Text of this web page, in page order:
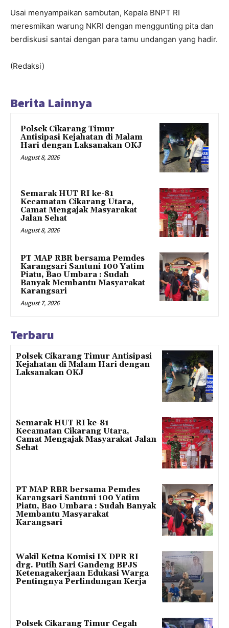
Usai menyampaikan sambutan, Kepala BNPT RI
meresmikan warung NKRI dengan menggunting pita dan
berdiskusi santai dengan para tamu undangan yang hadir.
(Redaksi)
Berita Lainnya
Polsek Cikarang Timur
Antisipasi Kejahatan di Malam
Hari dengan Laksanakan OKJ
August 8, 2026
Semarak HUT RI ke-81
Kecamatan Cikarang Utara,
Camat Mengajak Masyarakat
Jalan Sehat
August 8, 2026
PT MAP RBR bersama Pemdes
Karangsari Santuni 100 Yatim
Piatu, Bao Umbara : Sudah
Banyak Membantu Masyarakat
Karangsari
August 7, 2026
Terbaru
Polsek Cikarang Timur Antisipasi
Kejahatan di Malam Hari dengan
Laksanakan OKJ
Semarak HUT RI ke-81
Kecamatan Cikarang Utara,
Camat Mengajak Masyarakat Jalan
Sehat
PT MAP RBR bersama Pemdes
Karangsari Santuni 100 Yatim
Piatu, Bao Umbara : Sudah Banyak
Membantu Masyarakat
Karangsari
Wakil Ketua Komisi IX DPR RI
drg. Putih Sari Gandeng BPJS
Ketenagakerjaan Edukasi Warga
Pentingnya Perlindungan Kerja
Polsek Cikarang Timur Cegah